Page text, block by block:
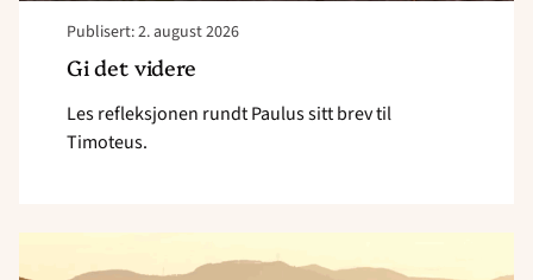
Publisert: 2. august 2026
Gi det videre
Les refleksjonen rundt Paulus sitt brev til
Timoteus.
article